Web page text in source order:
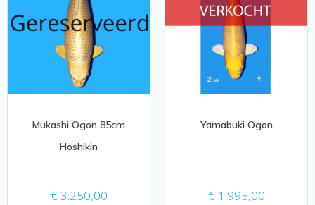
Mukashi Ogon 85cm
Hoshikin
€ 3.250,00
Yamabuki Ogon
€ 1.995,00